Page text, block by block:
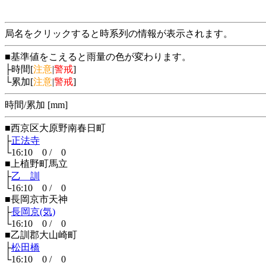
局名をクリックすると時系列の情報が表示されます。
■基準値をこえると雨量の色が変わります。
├時間[注意|警戒]
└累加[注意|警戒]
時間/累加 [mm]
■西京区大原野南春日町
├正法寺
└16:10 0 / 0
■上植野町馬立
├乙 訓
└16:10 0 / 0
■長岡京市天神
├長岡京(気)
└16:10 0 / 0
■乙訓郡大山崎町
├松田橋
└16:10 0 / 0